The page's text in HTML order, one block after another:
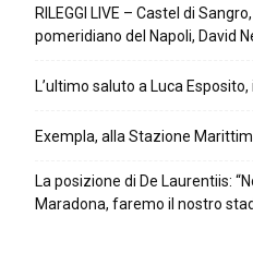
RILEGGI LIVE – Castel di
pomeridiano del Napoli, David
L’ultimo saluto a Luca
Exempla, alla Stazione
La posizione di De Laurentiis:
Maradona, faremo il nostro